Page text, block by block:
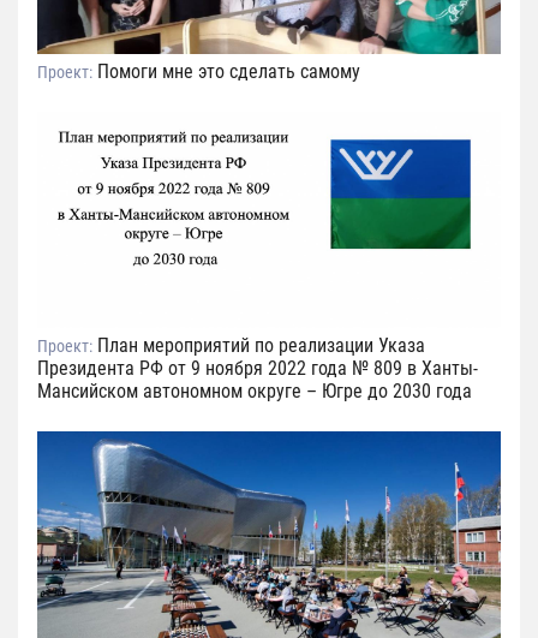
Проект: Помоги мне это сделать самому
Проект: План мероприятий по реализации Указа
Президента РФ от 9 ноября 2022 года № 809 в Ханты-
Мансийском автономном округе – Югре до 2030 года